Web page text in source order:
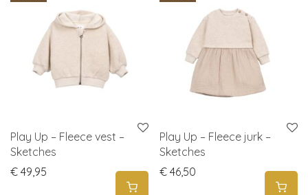
Play Up – Fleece vest –
Sketches
€ 49,95
Play Up – Fleece jurk –
Sketches
€ 46,50